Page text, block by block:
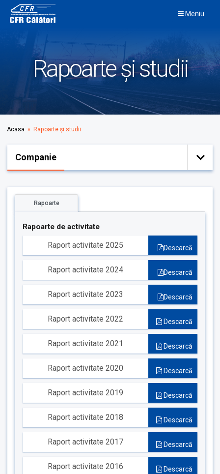
content
Meniu
Rapoarte și studii
Acasa » Rapoarte și studii
Companie
Rapoarte
Rapoarte de activitate
Raport activitate 2025 Descarcă
Raport activitate 2024 Descarcă
Raport activitate 2023 Descarcă
Raport activitate 2022 Descarcă
Raport activitate 2021 Descarcă
Raport activitate 2020 Descarcă
Raport activitate 2019 Descarcă
Raport activitate 2018 Descarcă
Raport activitate 2017 Descarcă
Raport activitate 2016 Descarcă